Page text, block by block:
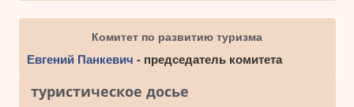
Комитет по развитию туризма
Евгений Панкевич - председатель комитета
туристическое досье